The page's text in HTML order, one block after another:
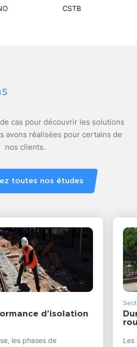
CSTB
cas pour découvrir les solutions
avons réalisées pour certains de
nos clients.
toutes nos études
d’isolation
les phases de
Les